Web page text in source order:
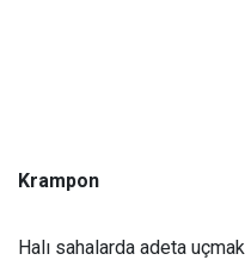
Krampon
Halı sahalarda adeta